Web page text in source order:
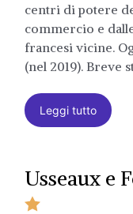
centri di potere
commercio e
francesi vicine.
(nel 2019). Breve
Leggi tutto
Usseaux e